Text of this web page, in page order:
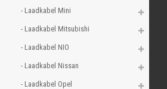
- Laadkabel Mini
- Laadkabel Mitsubishi
- Laadkabel NIO
- Laadkabel Nissan
- Laadkabel Opel